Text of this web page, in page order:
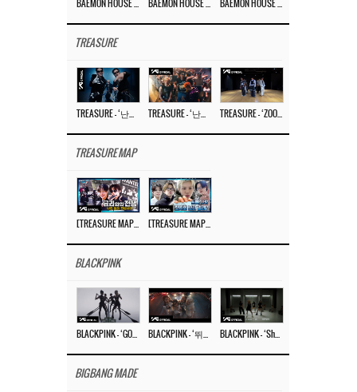
TREASURE
TREASURE MAP
BLACKPINK
BIGBANG MADE